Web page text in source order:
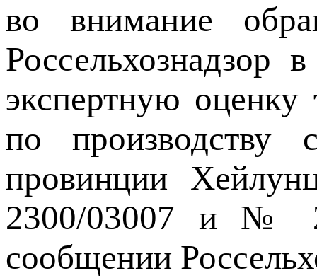
во внимание
Россельхознадзор
экспертную оценку
по производству
провинции
2300/03007 и №
сообщении